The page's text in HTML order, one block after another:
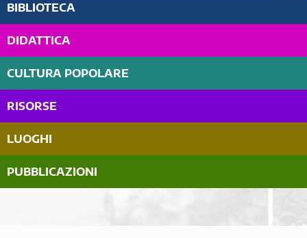
BIBLIOTECA
DIDATTICA
CULTURA POPOLARE
RISORSE
LUOGHI
PUBBLICAZIONI